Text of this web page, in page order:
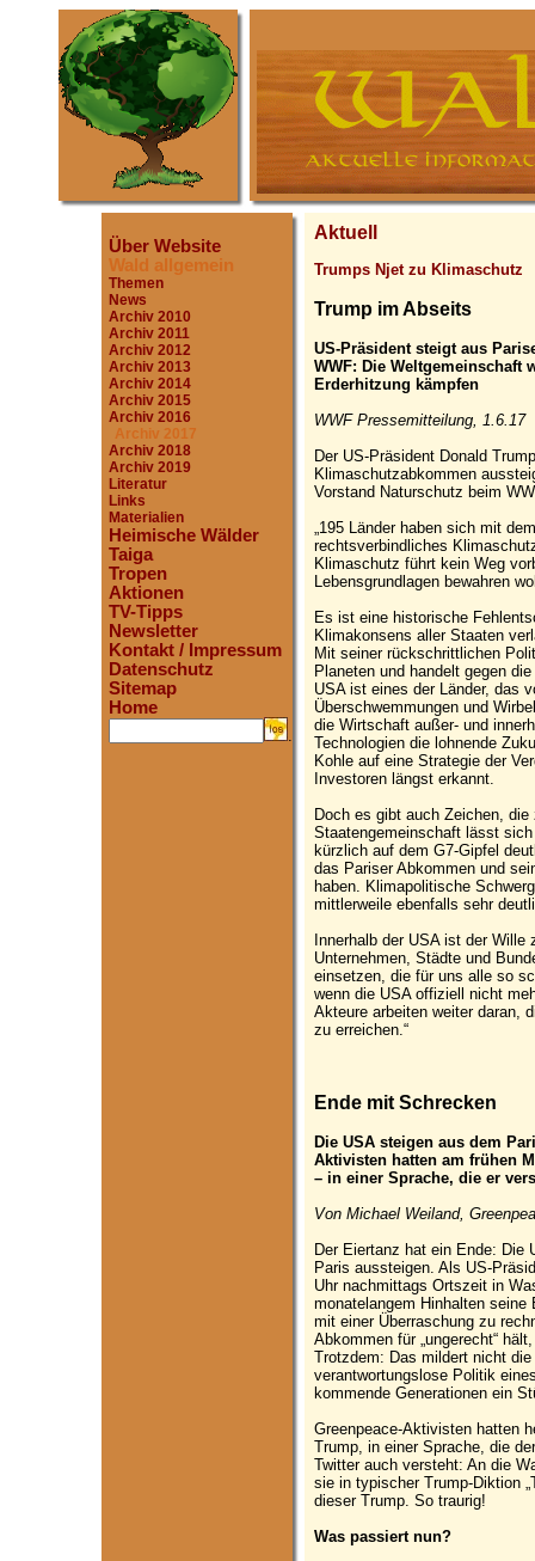
Über Website
Wald allgemein
Themen
News
Archiv 2010
Archiv 2011
Archiv 2012
Archiv 2013
Archiv 2014
Archiv 2015
Archiv 2016
Archiv 2017
Archiv 2018
Archiv 2019
Literatur
Links
Materialien
Heimische Wälder
Taiga
Tropen
Aktionen
TV-Tipps
Newsletter
Kontakt / Impressum
Datenschutz
Sitemap
Home
.
Aktuell
Trumps Njet zu Klimaschutz
Trump im Abseits
US-Präsident steigt aus
WWF: Die Weltgemeinschaft
Erderhitzung kämpfen
WWF Pressemitteilung, 1.6.17
Der US-Präsident Donald
Klimaschutzabkommen
Vorstand Naturschutz beim
„195 Länder haben sich mit
rechtsverbindliches
Klimaschutz führt kein Weg
Lebensgrundlagen bewahren
Es ist eine historische
Klimakonsens aller Staaten
Mit seiner rückschrittlichen
Planeten und handelt gegen
USA ist eines der Länder, das
Überschwemmungen und
die Wirtschaft außer- und
Technologien die lohnende
Kohle auf eine Strategie der
Investoren längst erkannt.
Doch es gibt auch Zeichen,
Staatengemeinschaft lässt
kürzlich auf dem G7-Gipfel
das Pariser Abkommen und
haben. Klimapolitische
mittlerweile ebenfalls sehr
Innerhalb der USA ist der
Unternehmen, Städte und
einsetzen, die für uns alle so
wenn die USA offiziell nicht
Akteure arbeiten weiter daran,
zu erreichen.“
Ende mit Schrecken
Die USA steigen aus dem
Aktivisten hatten am frühen
– in einer Sprache, die er
Von Michael Weiland,
Der Eiertanz hat ein Ende: Die
Paris aussteigen. Als US-
Uhr nachmittags Ortszeit in
monatelangem Hinhalten
mit einer Überraschung zu
Abkommen für „ungerecht“
Trotzdem: Das mildert nicht
verantwortungslose Politik
kommende Generationen ein
Greenpeace-Aktivisten hatten
Trump, in einer Sprache, die
Twitter auch versteht: An die
sie in typischer Trump-Diktion
dieser Trump. So traurig!
Was passiert nun?